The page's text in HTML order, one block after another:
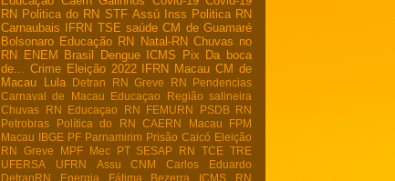
RN Politica do RN STF Assú Inss Politica RN
Carnaubais
IFRN TSE saúde CM de Guamaré
Bolsonaro Educação RN Natal-RN Chuvas no
RN
ENEM Brasil Dengue ICMS Pix Da boca
de...
Crime Eleição 2022 IFRN Macau CM de
Macau
Lula Detran RN Greve RN
Pendencias
Carnaval de Macau
Educaçao
Região salineira
Chuvas RN
Educaçao RN FEMURN
PSDB RN
Petrobras
Política do RN CAERN Macau
FPM
Macau IBGE PF Parnamirim Prisão Caicó Eleição
RN
Greve MPF Mec PT SESAP RN TCE TRE
UFERSA
UFRN Assu CNM
Carlos Eduardo
DetranRN
Energia Fátima Bezerra
ICMS RN